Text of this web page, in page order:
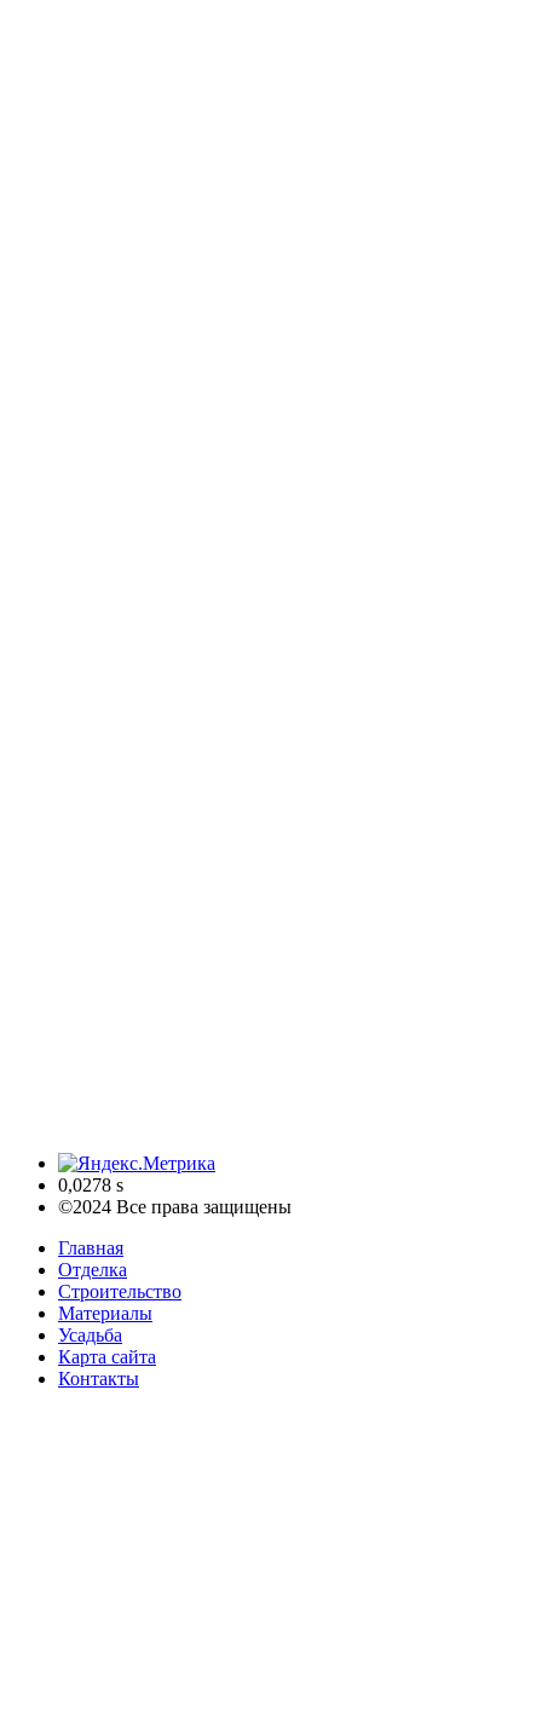
0,0278 s
©2024 Все права защищены
Главная
Отделка
Строительство
Материалы
Усадьба
Карта сайта
Контакты